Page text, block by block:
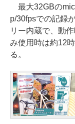
最大32GBの
p/30fpsでの記録
リー内蔵で、動
み使用時は約12
る。